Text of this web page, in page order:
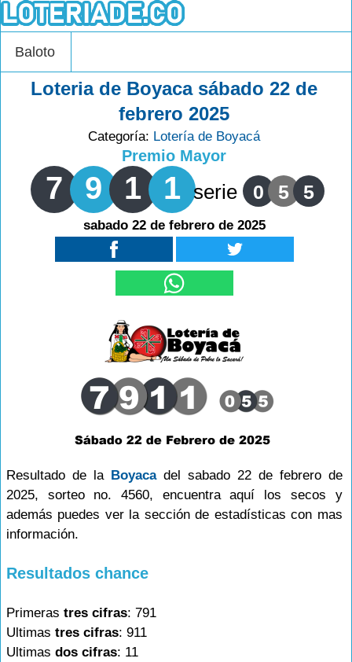
Baloto
Loteria de Boyaca sábado 22 de
febrero 2025
Categoría: Lotería de Boyacá
Premio Mayor
7 9 1 1 serie 0 5 5
sabado 22 de febrero de 2025
Resultado de la Boyacadel sabado 22 de febrero de
2025, sorteo no. 4560, encuentra aquí los secos y
además puedes ver la sección de estadísticas con mas
información.
Resultados chance
Primeras tres cifras: 791
Ultimas tres cifras: 911
Ultimas dos cifras: 11